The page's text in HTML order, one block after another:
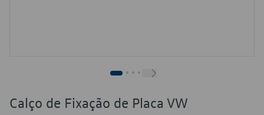
Calço de Fixação de Placa VW